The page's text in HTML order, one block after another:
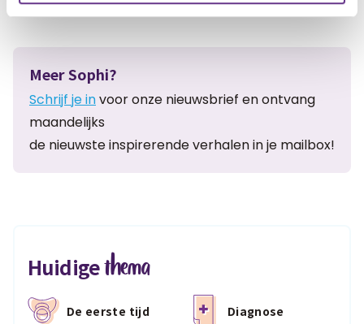
Meer Sophi?
Schrijf je invoor onze nieuwsbrief en ontvang
maandelijks
de nieuwste inspirerende verhalen in je mailbox!
Huidigethema
De eerste tijd Diagnose